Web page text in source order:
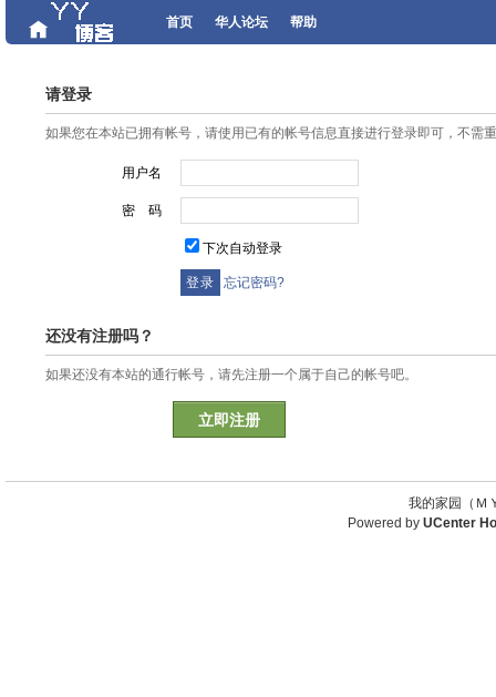
首页 华人论坛 帮助
请登录
如果您在本站已拥有帐号，请使用已有的帐号信息直接进行登录即可，不需
用户名
密 码
下次自动登录
忘记密码?
还没有注册吗？
如果还没有本站的通行帐号，请先注册一个属于自己的帐号吧。
立即注册
我的家园（
Powered by UCenter